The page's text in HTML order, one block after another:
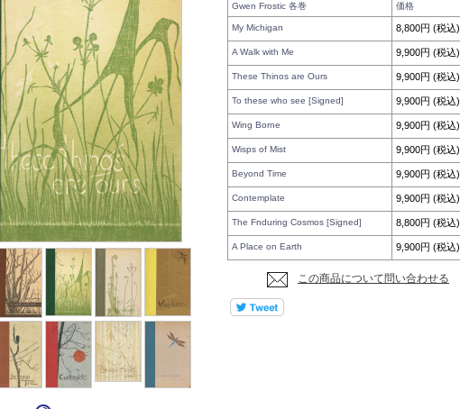
Gwen Frostic 各巻 価格
My Michigan 8,800円 (税込)
A Walk with Me 9,900円 (税込)
These Thinos are Ours 9,900円 (税込)
To these who see [Signed] 9,900円 (税込)
Wing Borne 9,900円 (税込)
Wisps of Mist 9,900円 (税込)
Beyond Time 9,900円 (税込)
Contemplate 9,900円 (税込)
The Fnduring Cosmos [Signed] 8,800円 (税込)
A Place on Earth 9,900円 (税込)
この商品について問い合わせる